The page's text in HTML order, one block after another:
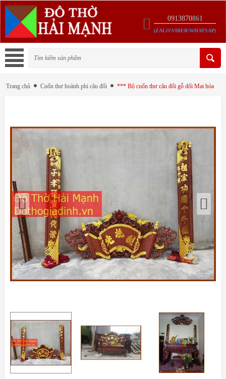
0913870861
(ZALO\VIBER\WHATSAP)
Trang chủ Cuốn thư hoành phi câu đối *** Bộ cuốn thư câu đối gỗ dổi Mai hóa